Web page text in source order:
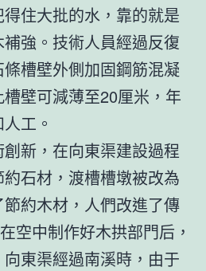
住大批的水，靠的就是
強。技術人員經過反復
槽壁外側加固鋼筋混凝
壁可減薄至20厘米，年
工。
新，在向東渠建設過程
石材，渡槽槽墩被改為
約木材，人們改進了傳
空中制作好木拱部門后，
東渠經過南溪時，由于